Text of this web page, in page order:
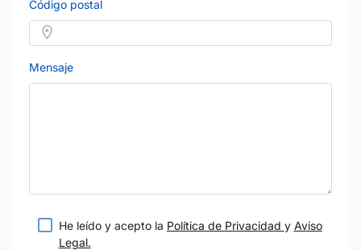
Código postal
Mensaje
He leído y acepto la Política de Privacidad y Aviso
Legal.